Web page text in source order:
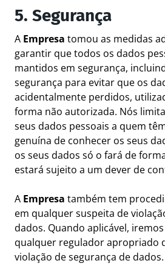
5. Segurança
A Empresa tomou as medidas
garantir que todos os dados
mantidos em segurança,
segurança para evitar que os
acidentalmente perdidos,
forma não autorizada. Nós
seus dados pessoais a quem
genuína de conhecer os seus
os seus dados só o fará de
estará sujeito a um dever de
A Empresa também tem
em qualquer suspeita de
dados. Quando aplicável,
qualquer regulador apropriado
violação de segurança de dados.